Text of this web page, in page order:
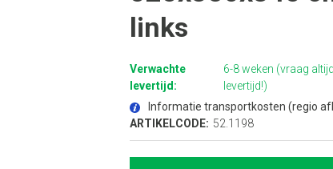
links
Verwachte
levertijd:
6-8 weken (vraag
levertijd!)
Informatie transportkosten (regio
ARTIKELCODE: 52.1198